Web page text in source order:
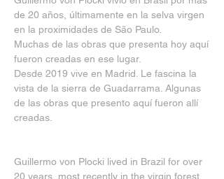
de 20 años, últimamente en la selva virgen
en la proximidades de São Paulo.
Muchas de las obras que presenta hoy aquí
fueron creadas en ese lugar.
Desde 2019 vive en Madrid. Le fascina la
vista de la sierra de Guadarrama. Algunas
de las obras que presento aquí fueron allí
creadas.
​Guillermo von Plocki lived in Brazil for over
20 years, most recently in the virgin forest